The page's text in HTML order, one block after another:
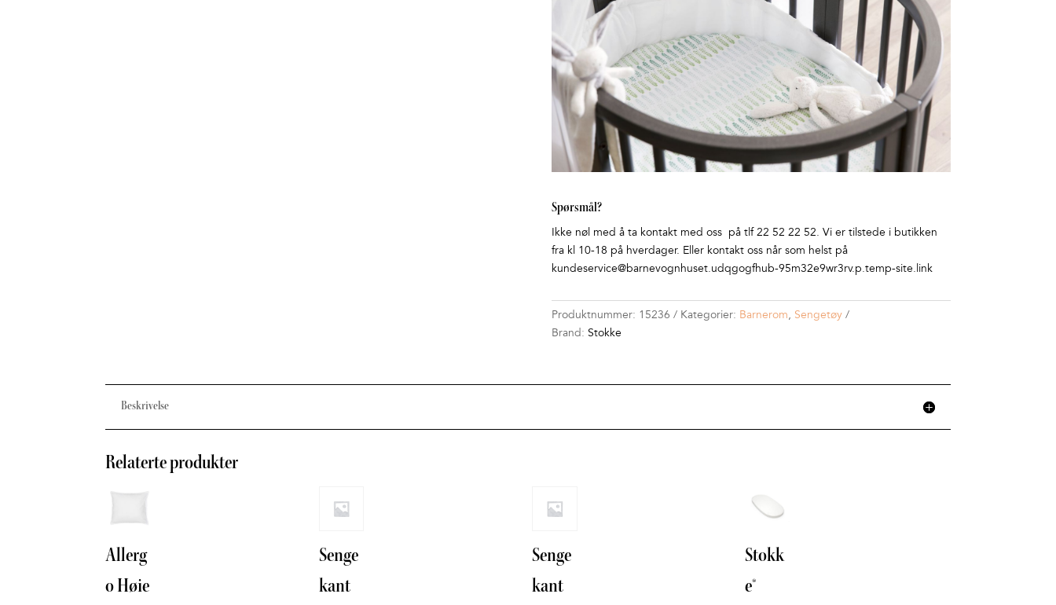
Spørsmål?
Ikke nøl med å ta kontakt med oss på tlf 22 52 22 52. Vi er tilstede i butikken
fra kl 10-18 på hverdager. Eller kontakt oss når som helst på
kundeservice@barnevognhuset.udqgogfhub-95m32e9wr3rv.p.temp-site.link
Produktnummer: 15236 Kategorier: Barnerom, Sengetøy
Brand: Stokke
Beskrivelse
Relaterte produkter
Allerg
o Høie
Senge
kant
Senge
kant
Stokk
e®